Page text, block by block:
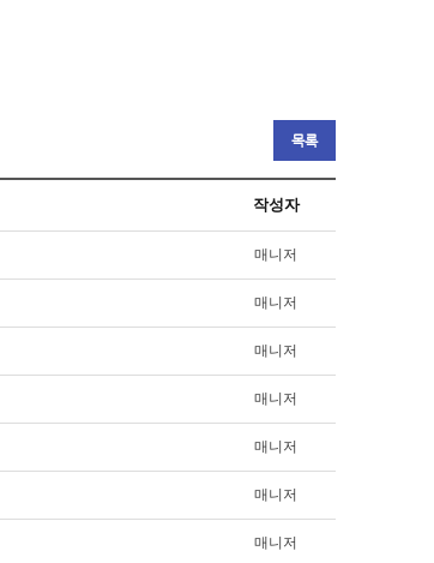
목록
작성자
매니저
매니저
매니저
매니저
매니저
매니저
매니저